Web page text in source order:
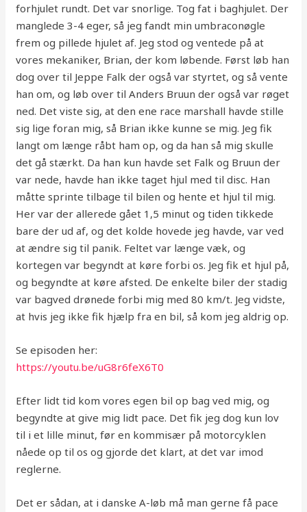
forhjulet rundt. Det var snorlige. Tog fat i baghjulet. Der
manglede 3-4 eger, så jeg fandt min umbraconøgle
frem og pillede hjulet af. Jeg stod og ventede på at
vores mekaniker, Brian, der kom løbende. Først løb han
dog over til Jeppe Falk der også var styrtet, og så vente
han om, og løb over til Anders Bruun der også var røget
ned. Det viste sig, at den ene race marshall havde stille
sig lige foran mig, så Brian ikke kunne se mig. Jeg fik
langt om længe råbt ham op, og da han så mig skulle
det gå stærkt. Da han kun havde set Falk og Bruun der
var nede, havde han ikke taget hjul med til disc. Han
måtte sprinte tilbage til bilen og hente et hjul til mig.
Her var der allerede gået 1,5 minut og tiden tikkede
bare der ud af, og det kolde hovede jeg havde, var ved
at ændre sig til panik. Feltet var længe væk, og
kortegen var begyndt at køre forbi os. Jeg fik et hjul på,
og begyndte at køre afsted. De enkelte biler der stadig
var bagved drønede forbi mig med 80 km/t. Jeg vidste,
at hvis jeg ikke fik hjælp fra en bil, så kom jeg aldrig op.
Se episoden her:
https://youtu.be/uG8r6feX6T0
Efter lidt tid kom vores egen bil op bag ved mig, og
begyndte at give mig lidt pace. Det fik jeg dog kun lov
til i et lille minut, før en kommisær på motorcyklen
nåede op til os og gjorde det klart, at det var imod
reglerne.
Det er sådan, at i danske A-løb må man gerne få pace